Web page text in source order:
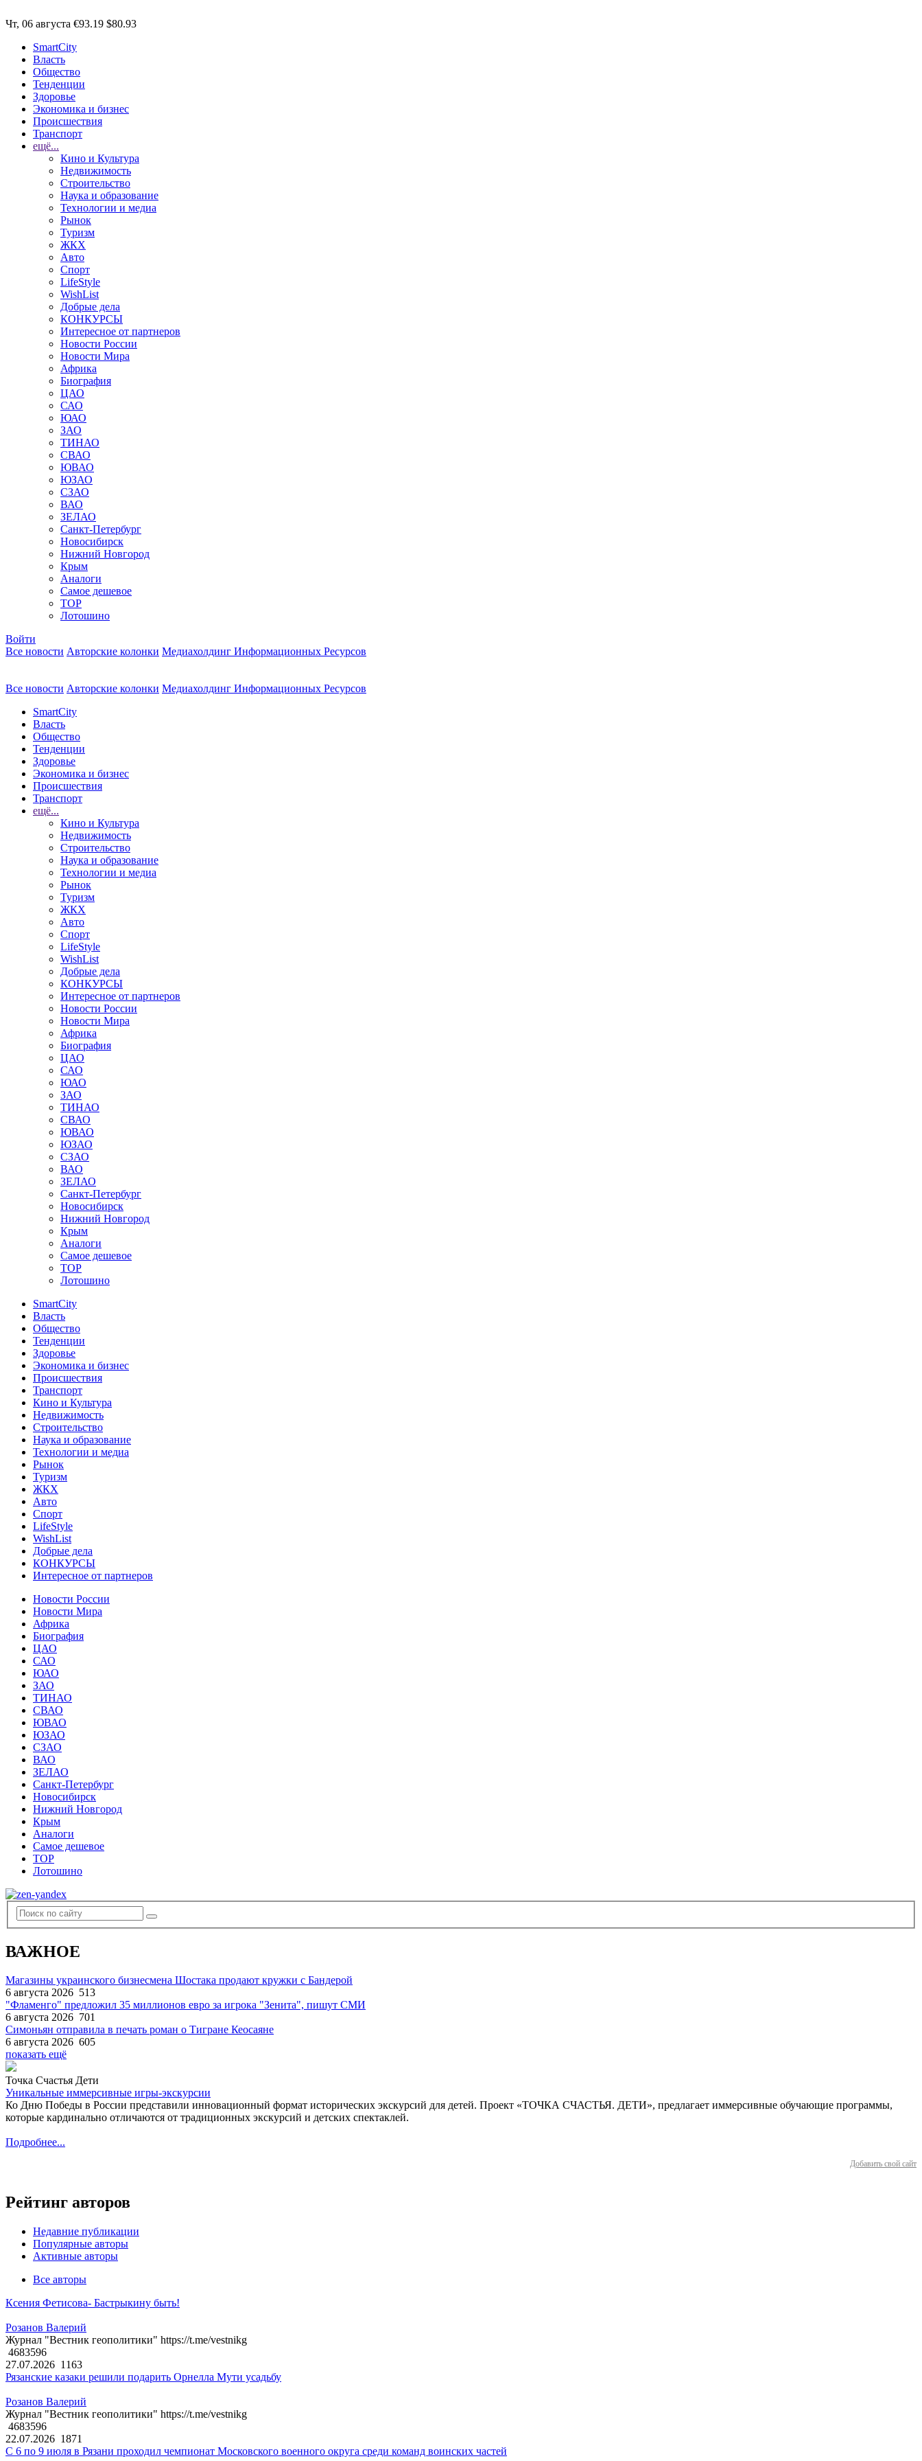
Чт, 06 августа €93.19 $80.93
SmartCity
Власть
Общество
Тенденции
Здоровье
Экономика и бизнес
Происшествия
Транспорт
ещё...
Кино и Культура
Недвижимость
Строительство
Наука и образование
Технологии и медиа
Рынок
Туризм
ЖКХ
Авто
Спорт
LifeStyle
WishList
Добрые дела
КОНКУРСЫ
Интересное от партнеров
Новости России
Новости Мира
Африка
Биография
ЦАО
САО
ЮАО
ЗАО
ТИНАО
СВАО
ЮВАО
ЮЗАО
СЗАО
ВАО
ЗЕЛАО
Санкт-Петербург
Новосибирск
Нижний Новгород
Крым
Аналоги
Самое дешевое
TOP
Лотошино
Войти
Все новости Авторские колонки Медиахолдинг Информационных Ресурсов
Все новости Авторские колонки Медиахолдинг Информационных Ресурсов
SmartCity
Власть
Общество
Тенденции
Здоровье
Экономика и бизнес
Происшествия
Транспорт
ещё...
Кино и Культура
Недвижимость
Строительство
Наука и образование
Технологии и медиа
Рынок
Туризм
ЖКХ
Авто
Спорт
LifeStyle
WishList
Добрые дела
КОНКУРСЫ
Интересное от партнеров
Новости России
Новости Мира
Африка
Биография
ЦАО
САО
ЮАО
ЗАО
ТИНАО
СВАО
ЮВАО
ЮЗАО
СЗАО
ВАО
ЗЕЛАО
Санкт-Петербург
Новосибирск
Нижний Новгород
Крым
Аналоги
Самое дешевое
TOP
Лотошино
SmartCity
Власть
Общество
Тенденции
Здоровье
Экономика и бизнес
Происшествия
Транспорт
Кино и Культура
Недвижимость
Строительство
Наука и образование
Технологии и медиа
Рынок
Туризм
ЖКХ
Авто
Спорт
LifeStyle
WishList
Добрые дела
КОНКУРСЫ
Интересное от партнеров
Новости России
Новости Мира
Африка
Биография
ЦАО
САО
ЮАО
ЗАО
ТИНАО
СВАО
ЮВАО
ЮЗАО
СЗАО
ВАО
ЗЕЛАО
Санкт-Петербург
Новосибирск
Нижний Новгород
Крым
Аналоги
Самое дешевое
TOP
Лотошино
ВАЖНОЕ
Магазины украинского бизнесмена Шостака продают кружки с Бандерой
6 августа 2026 513
"Фламенго" предложил 35 миллионов евро за игрока "Зенита", пишут СМИ
6 августа 2026 701
Симоньян отправила в печать роман о Тигране Кеосаяне
6 августа 2026 605
показать ещё
Точка Счастья Дети
Уникальные иммерсивные игры-экскурсии
Ко Дню Победы в России представили инновационный формат исторических экскурсий для детей. Проект «ТОЧКА СЧАСТЬЯ. ДЕТИ», предлагает иммерсивные обучающие программы,
которые кардинально отличаются от традиционных экскурсий и детских спектаклей.
Подробнее...
Добавить свой сайт
Рейтинг авторов
Недавние публикации
Популярные авторы
Активные авторы
Все авторы
Ксения Фетисова- Бастрыкину быть!
Розанов Валерий
Журнал "Вестник геополитики" https://t.me/vestnikg
4683596
27.07.2026 1163
Рязанские казаки решили подарить Орнелла Мути усадьбу
Розанов Валерий
Журнал "Вестник геополитики" https://t.me/vestnikg
4683596
22.07.2026 1871
С 6 по 9 июля в Рязани проходил чемпионат Московского военного округа среди команд воинских частей